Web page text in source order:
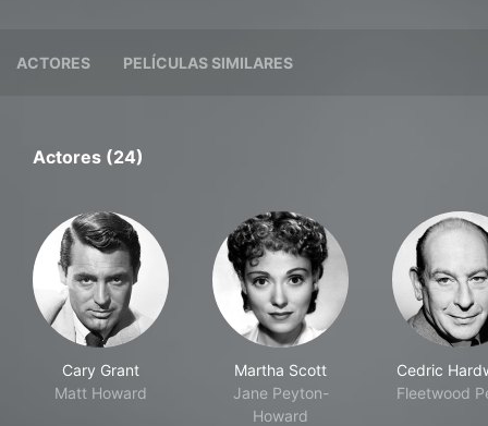
ACTORES PELÍCULAS SIMILARES
Actores (24)
Cary Grant
Matt Howard
Martha Scott
Jane Peyton-
Howard
Cedric
Fleetwood